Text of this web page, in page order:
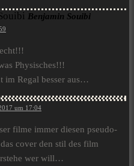
Benjamin Souibi
Physisches!!!
im Regal besser aus…
um 17:04
filme immer diesen pseudo-
cover den stil des film
wer will…